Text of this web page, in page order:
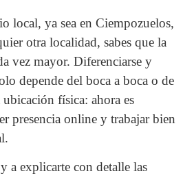
local, ya sea en Ciempozuelos,
otra localidad, sabes que la
vez mayor. Diferenciarse y
depende del boca a boca o de
ubicación física: ahora es
presencia online y trabajar bien
a explicarte con detalle las